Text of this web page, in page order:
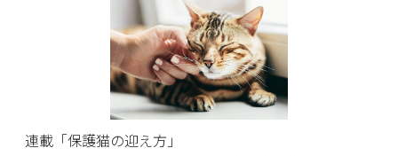
連載「保護猫の迎え方」